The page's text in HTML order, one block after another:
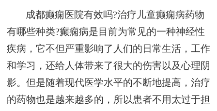
成都癫痫医院有效吗?治疗儿童癫痫病药物
有哪些种类?癫痫病是目前为常见的一种神经性
疾病，它不但严重影响了人们的日常生活，工作
和学习，还给人体带来了很大的伤害以及心理阴
影。但是随着现代医学水平的不断地提高，治疗
的药物也是越来越多的，所以患者不用太过于担